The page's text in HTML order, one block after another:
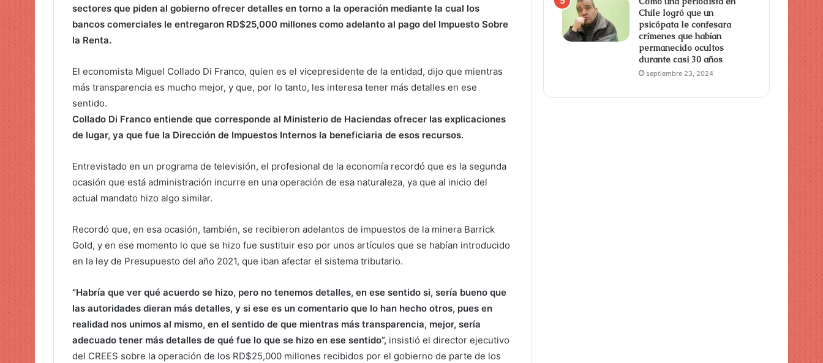
n
c
e
e
ó
i
c
o
sectores que piden al gobierno ofrecer detalles en torno a la operación mediante la cual los
bancos comerciales le entregaron RD$25,000 millones como adelanto al pago del Impuesto Sobre
la Renta.
El economista Miguel Collado Di Franco, quien es el vicepresidente de la entidad, dijo que mientras
más transparencia es mucho mejor, y que, por lo tanto, les interesa tener más detalles en ese
sentido.
Collado Di Franco entiende que corresponde al Ministerio de Haciendas ofrecer las explicaciones
de lugar, ya que fue la Dirección de Impuestos Internos la beneficiaria de esos recursos.
Entrevistado en un programa de televisión, el profesional de la economía recordó que es la segunda
ocasión que está administración incurre en una operación de esa naturaleza, ya que al inicio del
actual mandato hizo algo similar.
Recordó que, en esa ocasión, también, se recibieron adelantos de impuestos de la minera Barrick
Gold, y en ese momento lo que se hizo fue sustituir eso por unos artículos que se habían introducido
en la ley de Presupuesto del año 2021, que iban afectar el sistema tributario.
“Habría que ver qué acuerdo se hizo, pero no tenemos detalles, en ese sentido si, sería bueno que
las autoridades dieran más detalles, y si ese es un comentario que lo han hecho otros, pues en
realidad nos unimos al mismo, en el sentido de que mientras más transparencia, mejor, sería
adecuado tener más detalles de qué fue lo que se hizo en ese sentido”, insistió el director ejecutivo
del CREES sobre la operación de los RD$25,000 millones recibidos por el gobierno de parte de los
Chile logró que un
psicópata le confesara
crímenes que habían
permanecido ocultos
durante casi 30 años
septiembre 23, 2024